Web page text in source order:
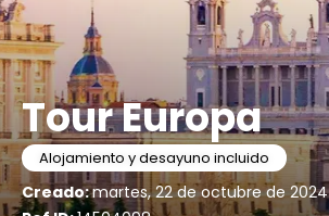
Tour Europa
Alojamiento y desayuno incluido
Creado:martes, 22 de octubre de 2024